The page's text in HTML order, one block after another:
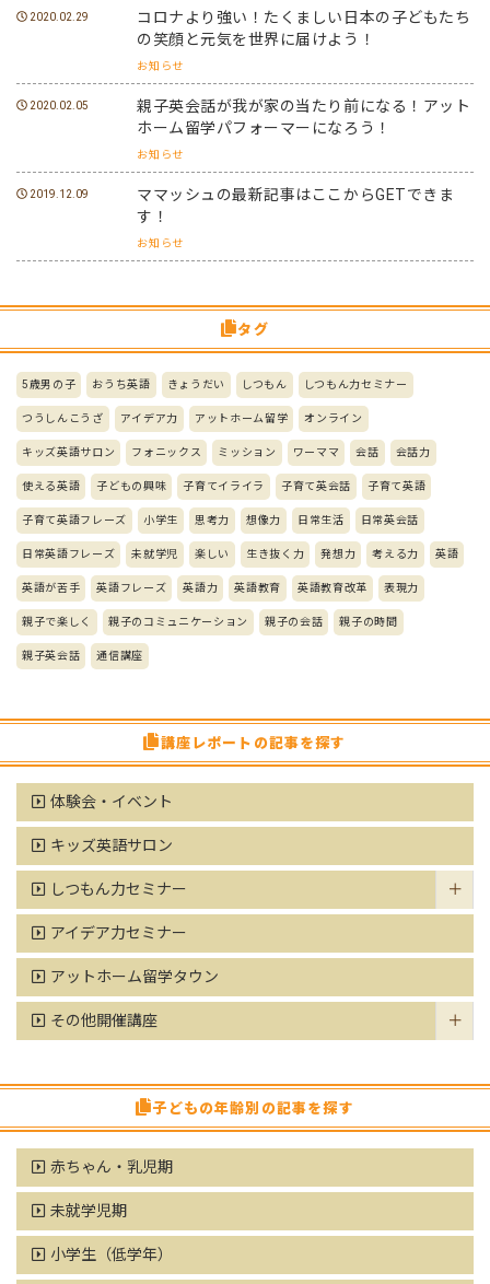
2020.02.29
コロナより強い！たくましい日本の子どもたち
の笑顔と元気を世界に届けよう！
お知らせ
2020.02.05
親子英会話が我が家の当たり前になる！アット
ホーム留学パフォーマーになろう！
お知らせ
2019.12.09
ママッシュの最新記事はここからGETできま
す！
お知らせ
タグ
5歳男の子 おうち英語 きょうだい しつもん しつもん力セミナー
つうしんこうざ アイデア力 アットホーム留学 オンライン
キッズ英語サロン フォニックス ミッション ワーママ 会話 会話力
使える英語 子どもの興味 子育てイライラ 子育て英会話 子育て英語
子育て英語フレーズ 小学生 思考力 想像力 日常生活 日常英会話
日常英語フレーズ 未就学児 楽しい 生き抜く力 発想力 考える力 英語
英語が苦手 英語フレーズ 英語力 英語教育 英語教育改革 表現力
親子で楽しく 親子のコミュニケーション 親子の会話 親子の時間
親子英会話 通信講座
講座レポートの記事を探す
体験会・イベント
キッズ英語サロン
しつもん力セミナー
アイデア力セミナー
アットホーム留学タウン
その他開催講座
子どもの年齢別の記事を探す
赤ちゃん・乳児期
未就学児期
小学生（低学年）